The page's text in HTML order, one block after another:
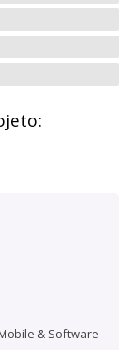
& Software